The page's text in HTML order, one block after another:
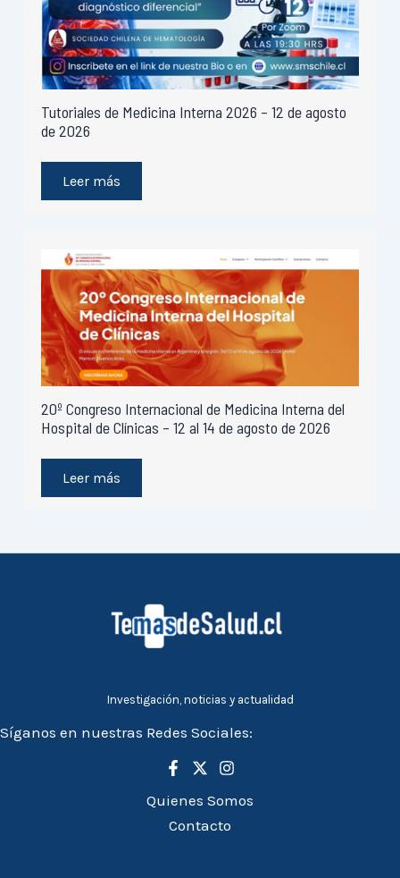
Tutoriales de Medicina Interna 2026 – 12 de agosto
de 2026
Leer más
20º Congreso Internacional de Medicina Interna del
Hospital de Clínicas – 12 al 14 de agosto de 2026
Leer más
Investigación, noticias y actualidad
Síganos en nuestras Redes Sociales:
Quienes Somos
Contacto